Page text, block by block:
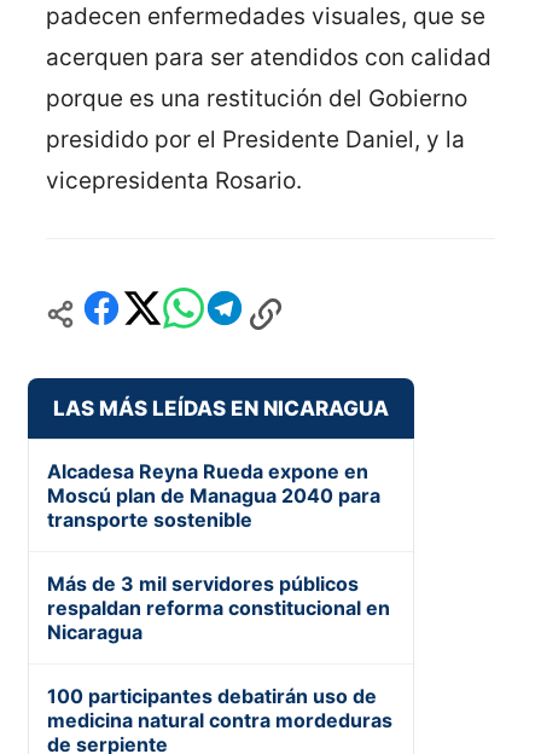
padecen enfermedades visuales, que se
acerquen para ser atendidos con calidad
porque es una restitución del Gobierno
presidido por el Presidente Daniel, y la
vicepresidenta Rosario.
LAS MÁS LEÍDAS EN NICARAGUA
Alcadesa Reyna Rueda expone en
Moscú plan de Managua 2040 para
transporte sostenible
Más de 3 mil servidores públicos
respaldan reforma constitucional en
Nicaragua
100 participantes debatirán uso de
medicina natural contra mordeduras
de serpiente